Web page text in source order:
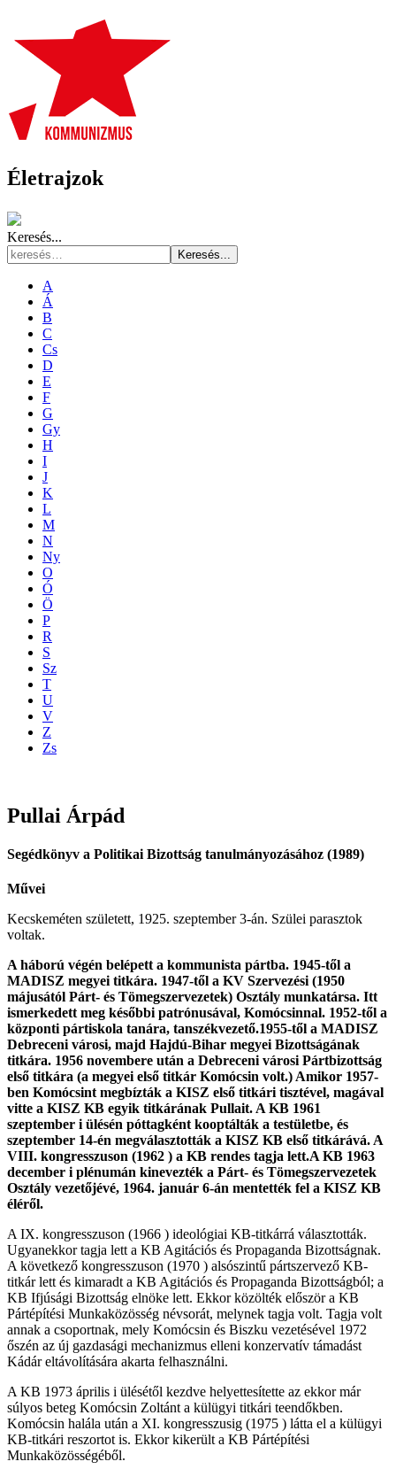
Életrajzok
Keresés...
Keresés...
A
Á
B
C
Cs
D
E
F
G
Gy
H
I
J
K
L
M
N
Ny
O
Ó
Ö
P
R
S
Sz
T
U
V
Z
Zs
Pullai Árpád
Segédkönyv a Politikai Bizottság tanulmányozásához (1989)
Művei
Kecskeméten született, 1925. szeptember 3-án. Szülei parasztok
voltak.
A háború végén belépett a kommunista pártba. 1945-től a
MADISZ megyei titkára. 1947-től a KV Szervezési (1950
májusától Párt- és Tömegszervezetek) Osztály munkatársa. Itt
ismerkedett meg későbbi patrónusával, Komócsinnal. 1952-től a
központi pártiskola tanára, tanszékvezető.1955-től a MADISZ
Debreceni városi, majd Hajdú-Bihar megyei Bizottságának
titkára. 1956 novembere után a Debreceni városi Pártbizottság
első titkára (a megyei első titkár Komócsin volt.) Amikor 1957-
ben Komócsint megbízták a KISZ első titkári tisztével, magával
vitte a KISZ KB egyik titkárának Pullait. A KB 1961
szeptember i ülésén póttagként kooptálták a testületbe, és
szeptember 14-én megválasztották a KISZ KB első titkárává. A
VIII. kongresszuson (1962 ) a KB rendes tagja lett.A KB 1963
december i plénumán kinevezték a Párt- és Tömegszervezetek
Osztály vezetőjévé, 1964. január 6-án mentették fel a KISZ KB
éléről.
A IX. kongresszuson (1966 ) ideológiai KB-titkárrá választották.
Ugyanekkor tagja lett a KB Agitációs és Propaganda Bizottságnak.
A következő kongresszuson (1970 ) alsószintű pártszervező KB-
titkár lett és kimaradt a KB Agitációs és Propaganda Bizottságból; a
KB Ifjúsági Bizottság elnöke lett. Ekkor közölték először a KB
Pártépítési Munkaközösség névsorát, melynek tagja volt. Tagja volt
annak a csoportnak, mely Komócsin és Biszku vezetésével 1972
őszén az új gazdasági mechanizmus elleni konzervatív támadást
Kádár eltávolítására akarta felhasználni.
A KB 1973 április i ülésétől kezdve helyettesítette az ekkor már
súlyos beteg Komócsin Zoltánt a külügyi titkári teendőkben.
Komócsin halála után a XI. kongresszusig (1975 ) látta el a külügyi
KB-titkári reszortot is. Ekkor kikerült a KB Pártépítési
Munkaközösségéből.